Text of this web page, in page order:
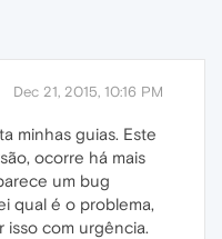
Dec 21, 2015, 10:16 PM
minhas guias. Este
ocorre há mais
um bug
qual é o problema,
isso com urgência.